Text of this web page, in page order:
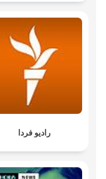
رادیو فردا